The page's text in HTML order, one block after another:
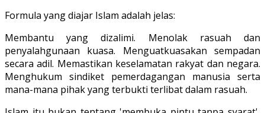
Formula yang diajar Islam adalah jelas:
Membantu yang dizalimi. Menolak rasuah dan
penyalahgunaan kuasa. Menguatkuasakan sempadan
secara adil. Memastikan keselamatan rakyat dan negara.
Menghukum sindiket pemerdagangan manusia serta
mana-mana pihak yang terbukti terlibat dalam rasuah.